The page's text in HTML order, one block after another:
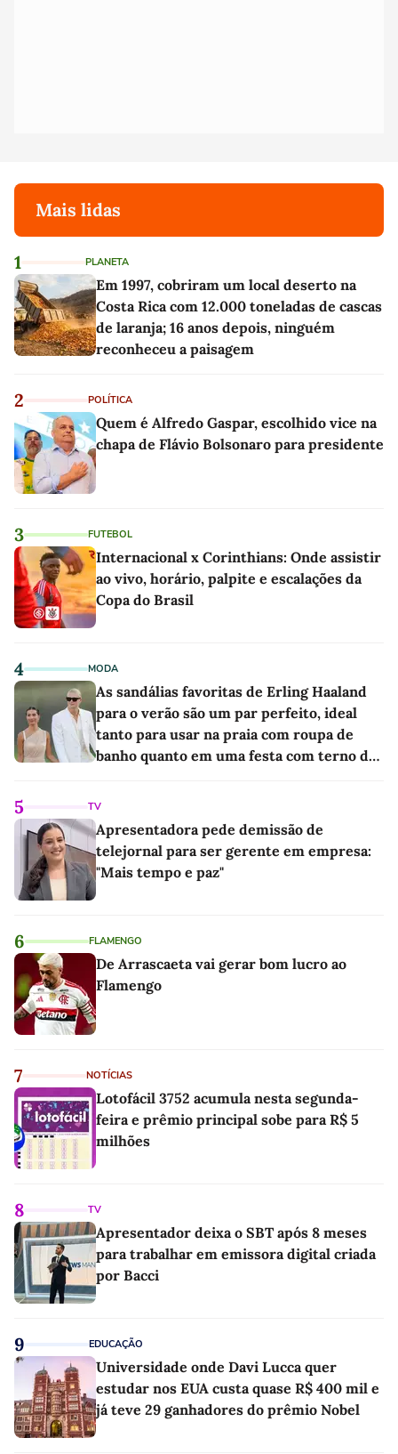
Mais lidas
1 PLANETA
Em 1997, cobriram um local deserto na
Costa Rica com 12.000 toneladas de cascas
de laranja; 16 anos depois, ninguém
reconheceu a paisagem
2 POLÍTICA
Quem é Alfredo Gaspar, escolhido vice na
chapa de Flávio Bolsonaro para presidente
3 FUTEBOL
Internacional x Corinthians: Onde assistir
ao vivo, horário, palpite e escalações da
Copa do Brasil
4 MODA
As sandálias favoritas de Erling Haaland
para o verão são um par perfeito, ideal
tanto para usar na praia com roupa de
banho quanto em uma festa com terno de
5 TV
Apresentadora pede demissão de
telejornal para ser gerente em empresa:
"Mais tempo e paz"
6 FLAMENGO
De Arrascaeta vai gerar bom lucro ao
Flamengo
7 NOTÍCIAS
Lotofácil 3752 acumula nesta segunda-
feira e prêmio principal sobe para R$ 5
milhões
8 TV
Apresentador deixa o SBT após 8 meses
para trabalhar em emissora digital criada
por Bacci
9 EDUCAÇÃO
Universidade onde Davi Lucca quer
estudar nos EUA custa quase R$ 400 mil e
já teve 29 ganhadores do prêmio Nobel